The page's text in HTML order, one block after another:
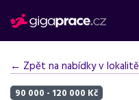
← Zpět na nabídky v lokalitě
90 000 - 120 000 Kč